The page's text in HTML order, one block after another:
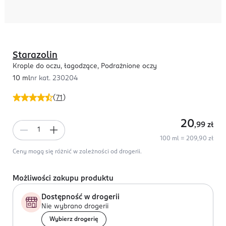
( 71 )
Starazolin
Krople do oczu, łagodzące, Podrażnione oczy
10 mlnr kat. 230204
20,99 zł
100 ml = 209,90 zł
Ceny mogą się różnić w zależności od drogerii.
Możliwości zakupu produktu
Dostępność w drogerii
Nie wybrano drogerii
Wybierz drogerię